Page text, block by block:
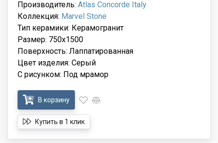
Производитель: Atlas Concorde Italy
Коллекция: Marvel Stone
Тип керамики: Керамогранит
Размер: 750x1500
Поверхность: Лаппатированная
Цвет изделия: Серый
С рисунком: Под мрамор
В корзину
Купить в 1 клик